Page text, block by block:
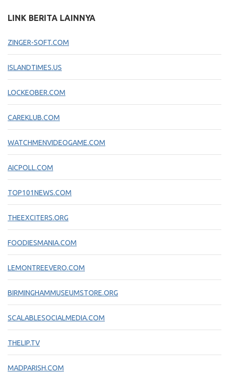
LINK BERITA LAINNYA
ZINGER-SOFT.COM
ISLANDTIMES.US
LOCKEOBER.COM
CAREKLUB.COM
WATCHMENVIDEOGAME.COM
AICPOLL.COM
TOP101NEWS.COM
THEEXCITERS.ORG
FOODIESMANIA.COM
LEMONTREEVERO.COM
BIRMINGHAMMUSEUMSTORE.ORG
SCALABLESOCIALMEDIA.COM
THELIP.TV
MADPARISH.COM